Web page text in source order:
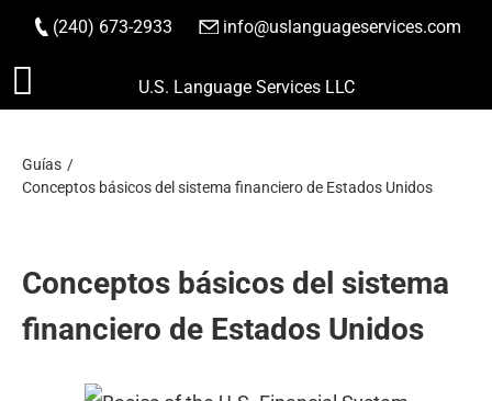
Saltar
(240) 673-2933 info@uslanguageservices.com
HACER PEDIDO
U.S. Language Services LLC
Guías
Conceptos básicos del sistema financiero de Estados Unidos
Conceptos básicos del sistema
financiero de Estados Unidos